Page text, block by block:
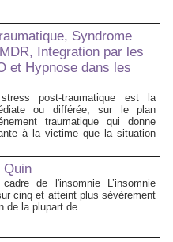
Syndrome
Integration par les
et Hypnose dans les
post-traumatique est la
ou différée, sur le plan
traumatique qui donne
à la victime que la situation
Quin
de l'insomnie L’insomnie
cinq et atteint plus sévèrement
de la plupart de...